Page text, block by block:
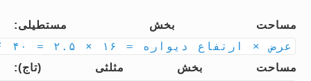
مساحت بخش مستطیلی:
عرض × ارتفاع دیواره = ۱۶ × ۲.۵ = ۴۰ m²
مساحت بخش مثلثی (تاج):